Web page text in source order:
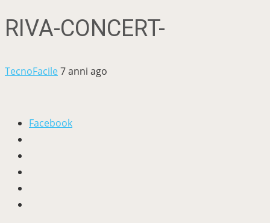
RIVA-CONCERT-
TecnoFacile7 anni ago
Facebook